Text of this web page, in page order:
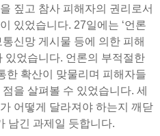
짚고 참사 피해자의 권리로서
있었습니다. 27일에는 ‘언론
신망 게시물 등에 의한 피해
있었습니다. 언론의 부적절한
한 확산이 맞물리며 피해자들
을 살펴볼 수 있었습니다. 세
어떻게 달라져야 하는지 깨닫
남긴 과제일 듯합니다.